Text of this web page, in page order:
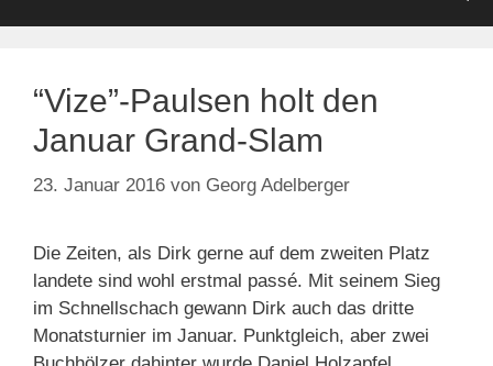
“Vize”-Paulsen holt den
Januar Grand-Slam
23. Januar 2016 von Georg Adelberger
Die Zeiten, als Dirk gerne auf dem zweiten Platz
landete sind wohl erstmal passé. Mit seinem Sieg
im Schnellschach gewann Dirk auch das dritte
Monatsturnier im Januar. Punktgleich, aber zwei